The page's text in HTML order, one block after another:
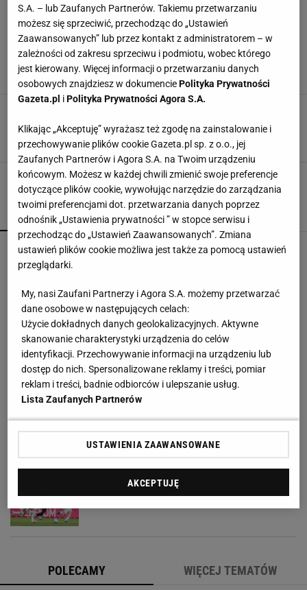
ALICJA WRONA-KUTRZEPA
Polka jak Joker z "Batmana". Zapowiada, że
wybuchnie bieżnia. Sztafeta chce sensacji!
Łukasz Jachimiak,26 SIERPNIA 2023, 22:33
goniła jak szalona za mistrzynią świata
Jakub Seweryn,26 SIERPNIA 2023, 20:19
POPULARNE NAJNOWSZE
Górnik Zabrze przegrał z Ferencvarosem.
Prawdziwa bomba dla kibiców. Oto co trafi do
otwartej telewizji
Do tej pory znane głównie z Europy Zachodniej.
Teraz takie miejsca powstają w Polsce
MATERIAŁ PROMOCYJNY
dokładnie tak samo
Górnik marnował na potęgę. Jeden gol
zadecydował
POLECAMY WIĘCEJ TEMATÓW
S.A. – lub Zaufanych Partnerów. Takiemu przetwarzaniu
możesz się sprzeciwić, przechodząc do „Ustawień
Zaawansowanych” lub przez kontakt z administratorem – w
zależności od zakresu sprzeciwu i podmiotu, wobec którego
jest kierowany. Więcej informacji o przetwarzaniu danych
osobowych znajdziesz w dokumenciePolityka Prywatności
Gazeta.pl iPolityka Prywatności Agora S.A.
Klikając „Akceptuję” wyrażasz też zgodę na zainstalowanie i
przechowywanie plików cookie Gazeta.pl sp. z o.o., jej
Zaufanych Partnerów i Agora S.A. na Twoim urządzeniu
końcowym. Możesz w każdej chwili zmienić swoje preferencje
dotyczące plików cookie, wywołując narzędzie do zarządzania
twoimi preferencjami dot. przetwarzania danych poprzez
odnośnik „Ustawienia prywatności ” w stopce serwisu i
przechodząc do „Ustawień Zaawansowanych”. Zmiana
ustawień plików cookie możliwa jest także za pomocą ustawień
przeglądarki.
My, nasi Zaufani Partnerzy i Agora S.A. możemy przetwarzać
dane osobowe w następujących celach:
Użycie dokładnych danych geolokalizacyjnych. Aktywne
skanowanie charakterystyki urządzenia do celów
identyfikacji. Przechowywanie informacji na urządzeniu lub
dostęp do nich. Spersonalizowane reklamy i treści, pomiar
reklam i treści, badnie odbiorców i ulepszanie usług.
Lista Zaufanych Partnerów
USTAWIENIA ZAAWANSOWANE
AKCEPTUJĘ